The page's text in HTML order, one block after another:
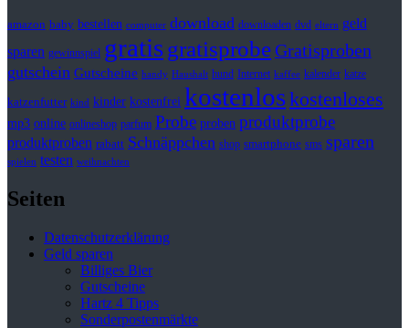
amazon baby bestellen computer download downloaden dvd eltern geld
sparen gewinnspiel gratisgratisprobeGratisproben
gutschein Gutscheine handy Haushalt hund Internet kaffee kalender katze
katzenfutter kind kinder kostenfrei kostenloskostenloses
mp3 online onlineshop parfum Probe proben produktprobe
produktproben rabatt Schnäppchen shop smartphone sms sparen
spielen testen weihnachten
Seiten
Datenschutzerklärung
Geld sparen
Billiges Bier
Gutscheine
Hartz 4 Tipps
Sonderpostenmärkte